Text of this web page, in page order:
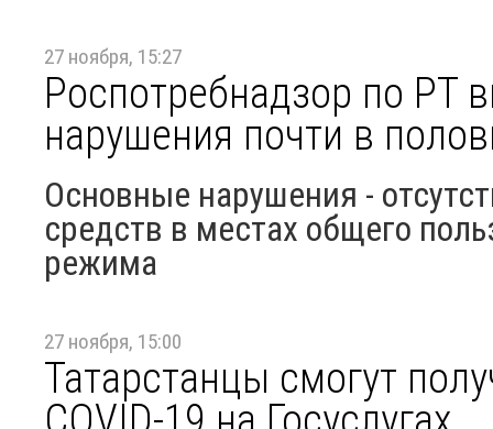
27 ноября, 15:27
Роспотребнадзор по РТ
нарушения почти в
Основные нарушения -
средств в местах общего
режима
27 ноября, 15:00
Татарстанцы смогут